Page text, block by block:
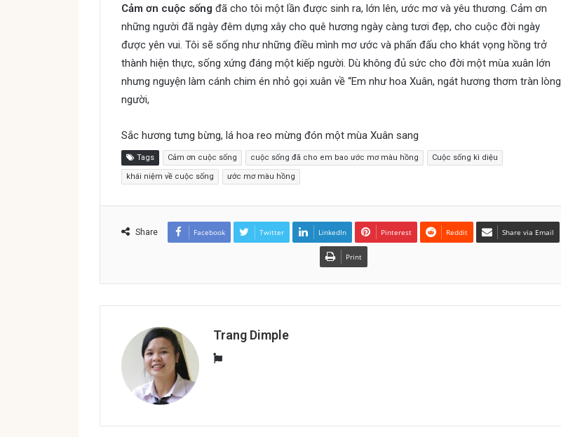
Cảm ơn cuộc sống đã cho tôi một lần được sinh ra, lớn lên, ước mơ và yêu thương. Cảm ơn
những người đã ngày đêm dựng xây cho quê hương ngày càng tươi đẹp, cho cuộc đời ngày
được yên vui. Tôi sẽ sống như những điều mình mơ ước và phấn đấu cho khát vọng hồng trở
thành hiện thực, sống xứng đáng một kiếp người. Dù không đủ sức cho đời một mùa xuân lớn
nhưng nguyện làm cánh chim én nhỏ gọi xuân về “Em như hoa Xuân, ngát hương thơm tràn lòng
người,
Sắc hương tưng bừng, lá hoa reo mừng đón một mùa Xuân sang
Tags Cảm ơn cuộc sống cuộc sống đã cho em bao ước mơ màu hồng Cuộc sống kì diệu
khái niệm về cuộc sống ước mơ màu hồng
Share Facebook Twitter LinkedIn Pinterest Reddit Share via Email
Print
Trang Dimple